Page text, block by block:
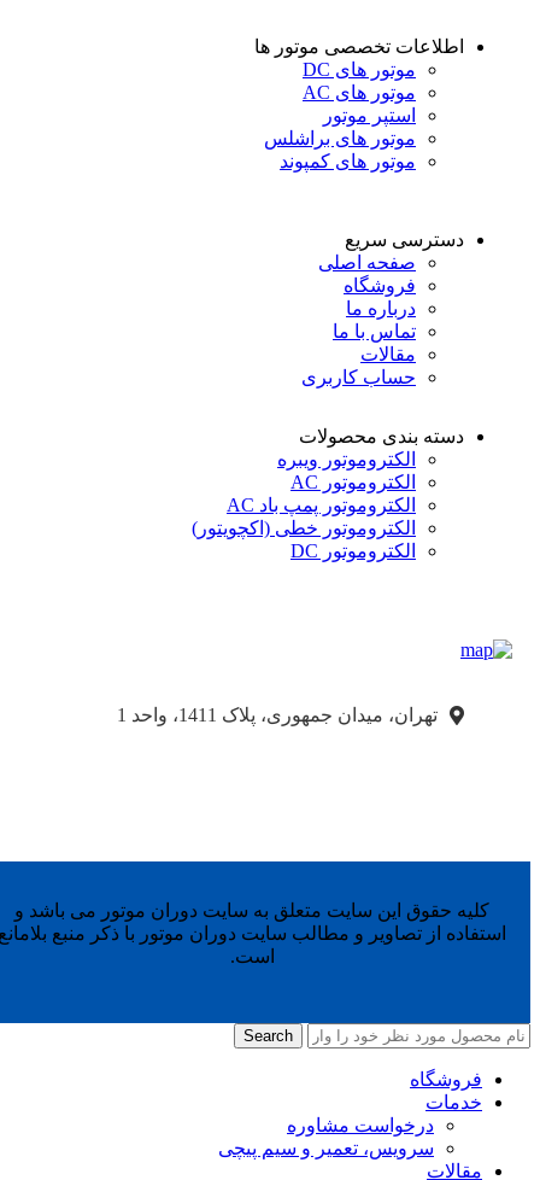
اطلاعات تخصصی موتور ها
موتور های DC
موتور های AC
استپر موتور
موتور های براشلس
موتور های کمپوند
دسترسی سریع
صفحه اصلی
فروشگاه
درباره ما
تماس با ما
مقالات
حساب کاربری
دسته بندی محصولات
الکتروموتور ویبره
الکتروموتور AC
الکتروموتور پمپ باد AC
الکتروموتور خطی (اکچویتور)
الکتروموتور DC
تهران، میدان جمهوری، پلاک 1411، واحد 1
کلیه حقوق این سایت متعلق به سایت دوران موتور می باشد و
استفاده از تصاویر و مطالب سایت دوران موتور با ذکر منبع
است.
Search
فروشگاه
خدمات
درخواست مشاوره
سرویس، تعمیر و سیم پیچی
مقالات